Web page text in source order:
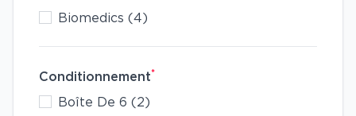
Biomedics (4)
Conditionnement*
Boîte De 6 (2)